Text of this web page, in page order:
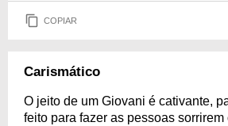
COPIAR
Carismático
O jeito de um Giovani é cativante,
feito para fazer as pessoas